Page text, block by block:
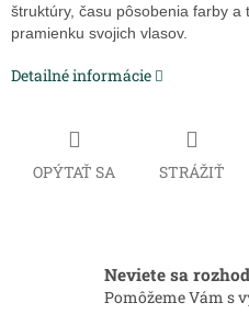
štruktúry, času pôsobenia farby a
pramienku svojich vlasov.
Detailné informácie
OPÝTAŤ SA STRÁŽIŤ
Neviete sa
Pomôžeme Vám s